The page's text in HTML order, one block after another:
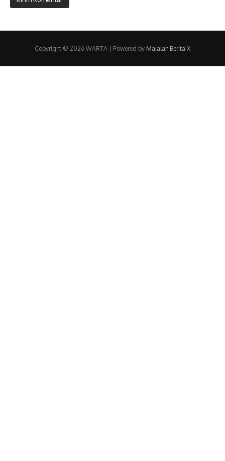
Copyright © 2026 WARTA | Powered by Majalah Berita X